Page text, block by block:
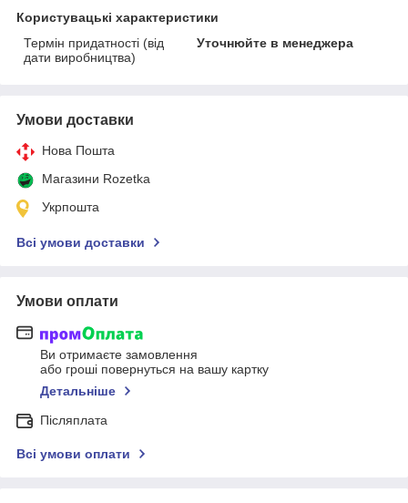
Користувацькі характеристики
Термін придатності (від
дати виробництва)
Уточнюйте в менеджера
Умови доставки
Нова Пошта
Магазини Rozetka
Укрпошта
Всі умови доставки
Умови оплати
Ви отримаєте замовлення
або гроші повернуться на вашу картку
Детальніше
Післяплата
Всі умови оплати